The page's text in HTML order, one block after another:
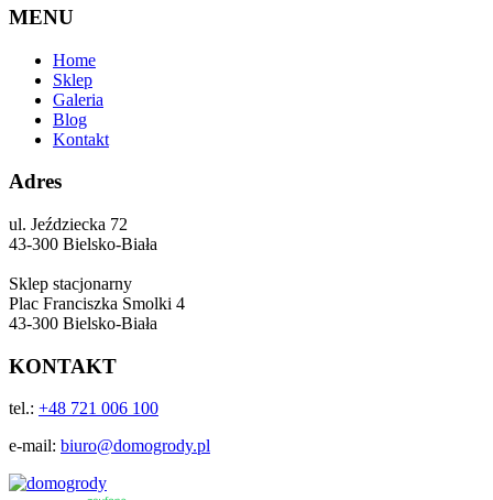
MENU
Home
Sklep
Galeria
Blog
Kontakt
Adres
ul. Jeździecka 72
43-300 Bielsko-Biała
Sklep stacjonarny
Plac Franciszka Smolki 4
43-300 Bielsko-Biała
KONTAKT
tel.: +48 721 006 100
e-mail: biuro@domogrody.pl